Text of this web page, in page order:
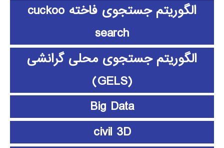
الگوریتم جستجوی فاخته cuckoo
search
الگوریتم جستجوی محلی گرانشی
(GELS)
Big Data
civil 3D